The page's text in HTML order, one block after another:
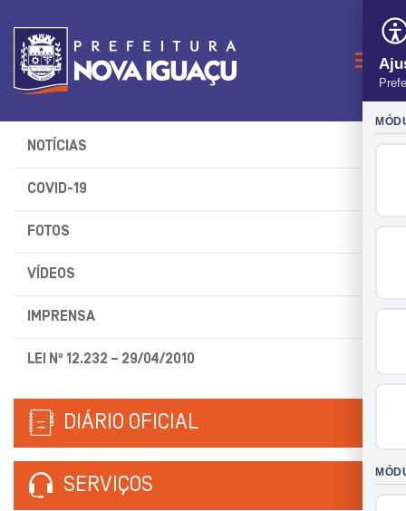
NOTÍCIAS
COVID-19
FOTOS
VÍDEOS
IMPRENSA
LEI Nº 12.232 – 29/04/2010
DIÁRIO OFICIAL
SERVIÇOS